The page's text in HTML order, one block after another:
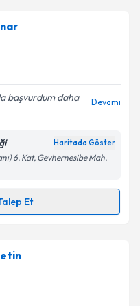
başvurdum daha
Devamı
Haritada Göster
6. Kat, Gevhernesibe Mah.
Et
randevu takvimi talebi
almanız için bir
ile bilgilendireceğiz.